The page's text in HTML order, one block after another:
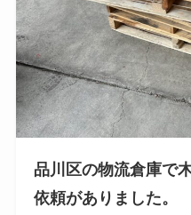
品川区の物流倉庫で
依頼がありました。